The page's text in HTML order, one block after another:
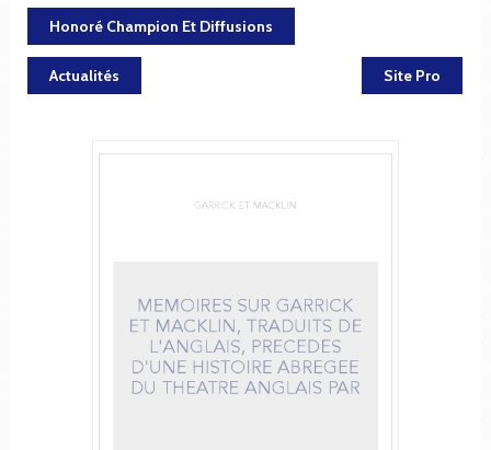
Honoré Champion Et Diffusions
Actualités Site Pro